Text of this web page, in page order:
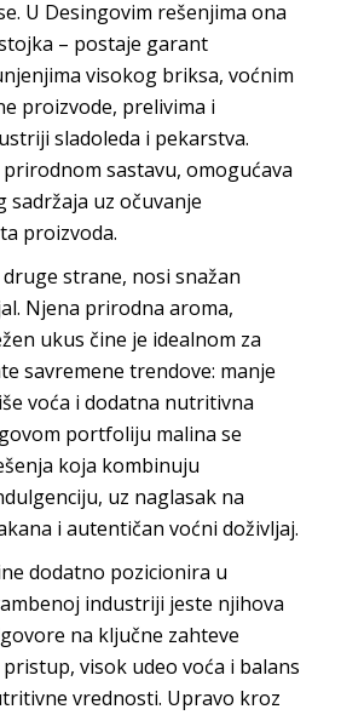
U Desingovim rešenjima ona
– postaje garant
visokog briksa, voćnim
proizvode, prelivima i
sladoleda i pekarstva.
sastavu, omogućava
sadržaja uz očuvanje
proizvoda.
strane, nosi snažan
Njena prirodna aroma,
ukus čine je idealnom za
savremene trendove: manje
voća i dodatna nutritivna
portfoliju malina se
koja kombinuju
uz naglasak na
i autentičan voćnidoživljaj.
dodatno pozicionira u
industriji jeste njihova
na ključne zahteve
pristup, visok udeo voća i balans
vrednosti. Upravo kroz